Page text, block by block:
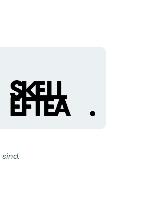
Logotyp
der
Organisation